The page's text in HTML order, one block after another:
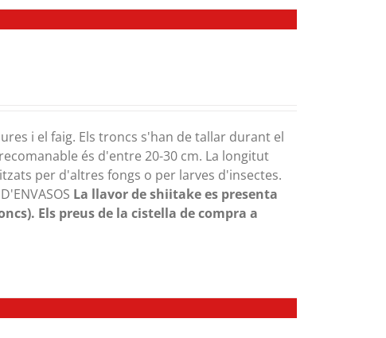
i el faig. Els troncs s'han de tallar durant el
és d'entre 20-30 cm. La longitut
per d'altres fongs o per larves d'insectes.
La llavor de shiitake es presenta
Els preus de la cistella de compra a